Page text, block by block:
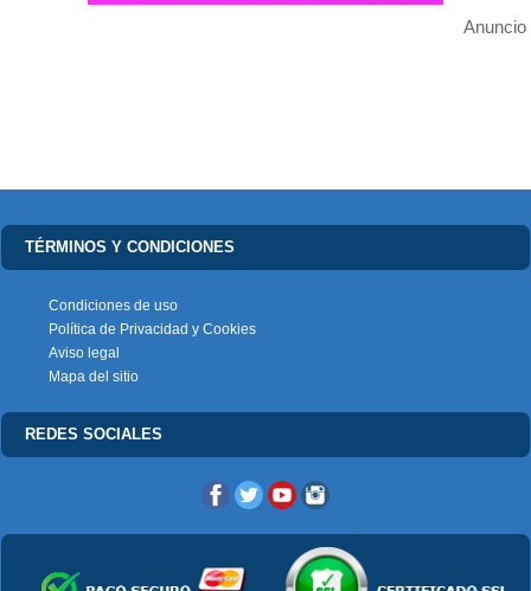
Anuncio
TÉRMINOS Y CONDICIONES
Condiciones de uso
Política de Privacidad y Cookies
Aviso legal
Mapa del sitio
REDES SOCIALES